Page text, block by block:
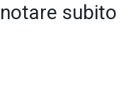
subito